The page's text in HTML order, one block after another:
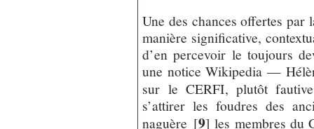
Une des chances offertes
manière significative,
d’en percevoir le toujours
une notice Wikipedia —
sur le CERFI, plutôt
s’attirer les foudres des
naguère [9] les membres du